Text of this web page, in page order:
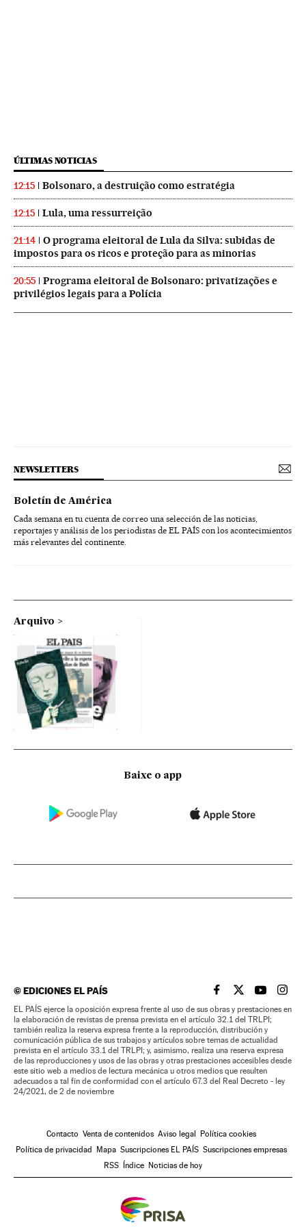
ÚLTIMAS NOTICIAS
12:15 Bolsonaro, a destruição como estratégia
12:15 Lula, uma ressurreição
21:14
O programa eleitoral de Lula da Silva: subidas de
impostos para os ricos e proteção para as minorias
20:55
Programa eleitoral de Bolsonaro: privatizações e
privilégios legais para a Polícia
NEWSLETTERS
Boletín de América
Cada semana en tu cuenta de correo una selección de las noticias,
reportajes y análisis de los periodistas de EL PAÍS con los acontecimientos
más relevantes del continente.
Arquivo
Baixe o app
©EDICIONES EL PAÍS EL PAÍS BRASIL EN
EL PAÍSEL PAÍS
EL
EL PAÍS ejerce la oposición expresa frente al uso de sus obras y prestaciones en
la elaboración de revistas de prensa prevista en el artículo 32.1 del TRLPI;
también realiza la reserva expresa frente a la reproducción, distribución y
comunicación pública de sus trabajos y artículos sobre temas de actualidad
prevista en el artículo 33.1 del TRLPI; y, asimismo, realiza una reserva expresa
de las reproducciones y usos de las obras y otras prestaciones accesibles desde
este sitio web a medios de lectura mecánica u otros medios que resulten
adecuados a tal fin de conformidad con el artículo 67.3 del Real Decreto - ley
24/2021, de 2 de noviembre
Contacto Venta de contenidos Aviso legal Política cookies
Política de privacidad Mapa Suscripciones EL PAÍS Suscripciones empresas
RSS Índice Noticias de hoy